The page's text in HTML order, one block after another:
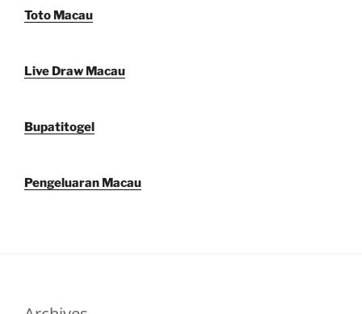
Toto Macau
Live Draw Macau
Bupatitogel
Pengeluaran Macau